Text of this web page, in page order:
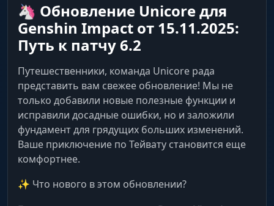
No Fall Damage
Прыжок веры. Падай с пика Драконьего
Хребта без царапины. Никаких глупых
смертей от высоты.
Teleport & Auto Loot (Пылесос)
Auto Loot & Seelies
даже доведет Фею до статуи. Экономия часов
🦄 Обновление Unicore для
Genshin Impact от 15.11.2025:
Путь к патчу 6.2
Путешественники, команда Unicore рада
представить вам свежее обновление! Мы не
только добавили новые полезные функции и
исправили досадные ошибки, но и заложили
фундамент для грядущих больших изменений.
Ваше приключение по Тейвату становится еще
комфортнее.
✨ Что нового в этом обновлении?